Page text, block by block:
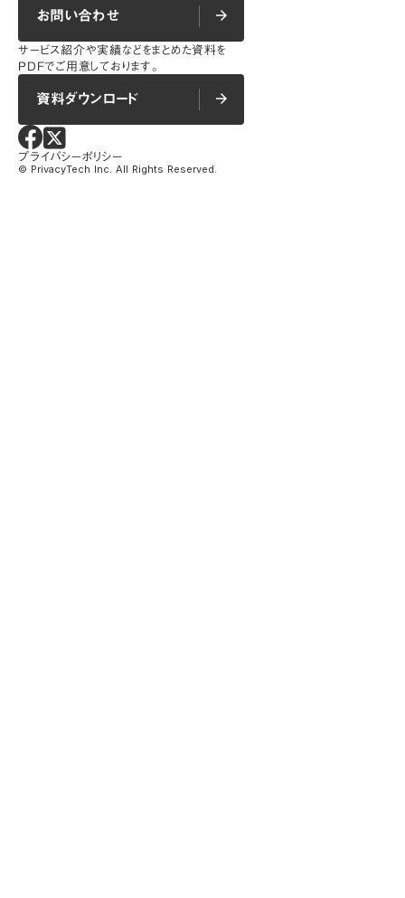
お問い合わせ
お問い合わせ arrow_forward
サービス紹介や実績などをまとめた資料を
PDFでご用意しております。
資料ダウンロード
資料ダウンロード arrow_forward
プライバシーポリシー
プライバシーポリシー
©︎ PrivacyTech Inc. All Rights Reserved.